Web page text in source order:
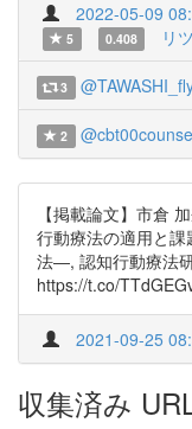
2022-05-09
5
0.408 リ
3
2
【掲載論文】市倉
行動療法の適用と
法―, 認知行動療法
https://t.co/
2021-09-25
収集済み